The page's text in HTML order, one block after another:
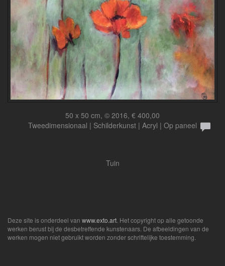
50 x 50 cm, © 2016, € 400,00
Tweedimensionaal | Schilderkunst | Acryl | Op paneel
Tuin
Deze site is onderdeel van www.exto.art . Het copyright op alle getoonde
werken berust bij de desbetreffende kunstenaars. De afbeeldingen van de
werken mogen niet gebruikt worden zonder schriftelijke toestemming.